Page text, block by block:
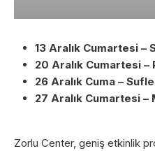
13 Aralık Cumartesi –
20 Aralık Cumartesi –
26 Aralık Cuma – Sufle
27 Aralık Cumartesi –
Zorlu Center, geniş etkinlik